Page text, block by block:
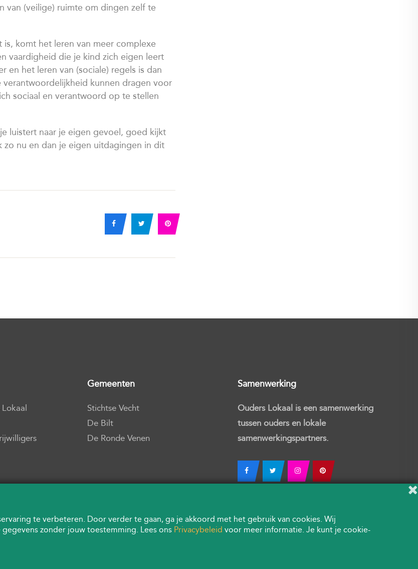
van (veilige) ruimte om dingen zelf te
komt het leren van meer complexe
vaardigheid die je kind zich eigen leert
en het leren van (sociale) regels is dan
kunnen dragen voor
sociaal en verantwoord op te stellen
luistert naar je eigen gevoel, goed kijkt
zo nu en dan je eigen uitdagingen in dit
Gemeenten
Stichtse Vecht
De Bilt
De Ronde Venen
Samenwerking
Ouders Lokaal is een samenwerking
tussen ouders en lokale
samenwerkingspartners.
te verbeteren. Door verder te gaan, ga je akkoord met het gebruik van cookies. Wij
zonder jouw toestemming. Lees ons Privacybeleid voor meer informatie. Je kunt je cookie-